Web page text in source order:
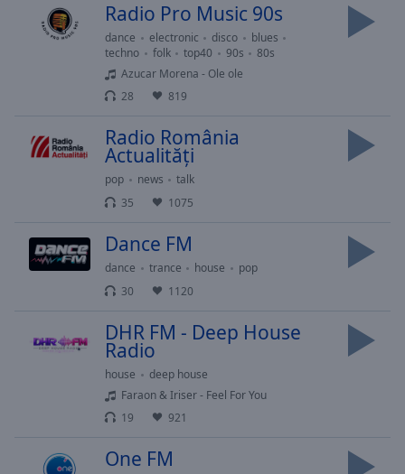
Opacity
Background
Opacity
Radio Pro Music 90s
dance electronic disco
blues
techno
folk top40 90s
80s
Azucar Morena - Ole ole
28
819
Radio România
Actualități
pop news
talk
35
1075
Dance FM
dance trance house
pop
30
1120
DHR FM - Deep House
Radio
house
deep house
Faraon & Iriser - Feel For You
19
921
One FM